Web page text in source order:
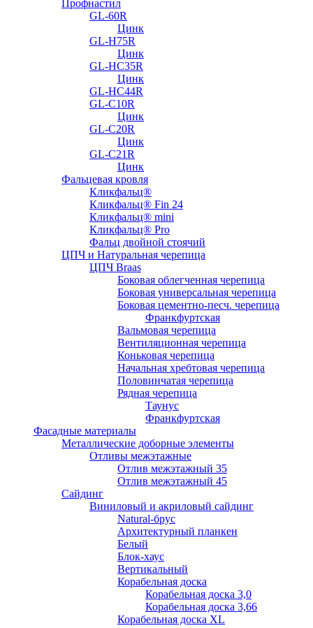
Профнастил
GL-60R
Цинк
GL-H75R
Цинк
GL-HC35R
Цинк
GL-HC44R
GL-С10R
Цинк
GL-С20R
Цинк
GL-С21R
Цинк
Фальцевая кровля
Кликфальц®
Кликфальц® Fin 24
Кликфальц® mini
Кликфальц® Pro
Фальц двойной стоячий
ЦПЧ и Натуральная черепица
ЦПЧ Braas
Боковая облегченная черепица
Боковая универсальная черепица
Боковая цементно-песч. черепица
Франкфуртская
Вальмовая черепица
Вентиляционная черепица
Коньковая черепица
Начальная хребтовая черепица
Половинчатая черепица
Рядная черепица
Таунус
Франкфуртская
Фасадные материалы
Металлические доборные элементы
Отливы межэтажные
Отлив межэтажный 35
Отлив межэтажный 45
Сайдинг
Виниловый и акриловый сайдинг
Natural-брус
Архитектурный планкен
Белый
Блок-хаус
Вертикальный
Корабельная доска
Корабельная доска 3,0
Корабельная доска 3,66
Корабельная доска XL